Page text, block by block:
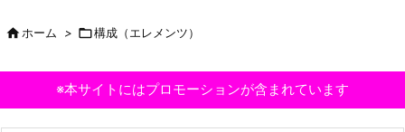
ホーム > 構成（エレメンツ）
※本サイトにはプロモーションが含まれています